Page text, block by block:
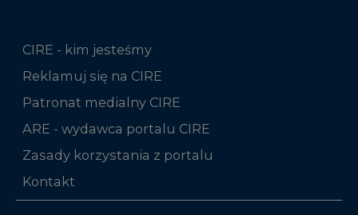
CIRE - kim jesteśmy
Reklamuj się na CIRE
Patronat medialny CIRE
ARE - wydawca portalu CIRE
Zasady korzystania z portalu
Kontakt